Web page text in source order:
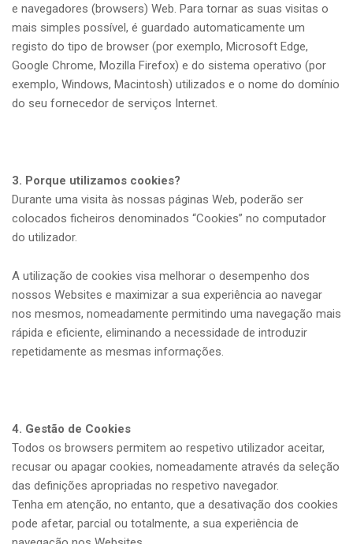
e navegadores (browsers) Web. Para tornar as suas visitas o
mais simples possível, é guardado automaticamente um
registo do tipo de browser (por exemplo, Microsoft Edge,
Google Chrome, Mozilla Firefox) e do sistema operativo (por
exemplo, Windows, Macintosh) utilizados e o nome do domínio
do seu fornecedor de serviços Internet.
3. Porque utilizamos cookies?
Durante uma visita às nossas páginas Web, poderão ser
colocados ficheiros denominados “Cookies” no computador
do utilizador.
A utilização de cookies visa melhorar o desempenho dos
nossos Websites e maximizar a sua experiência ao navegar
nos mesmos, nomeadamente permitindo uma navegação mais
rápida e eficiente, eliminando a necessidade de introduzir
repetidamente as mesmas informações.
4. Gestão de Cookies
Todos os browsers permitem ao respetivo utilizador aceitar,
recusar ou apagar cookies, nomeadamente através da seleção
das definições apropriadas no respetivo navegador.
Tenha em atenção, no entanto, que a desativação dos cookies
pode afetar, parcial ou totalmente, a sua experiência de